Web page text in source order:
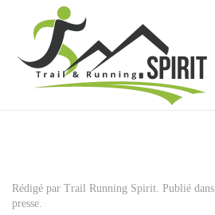
Accéder au contenu principal
Rédigé par Trail Running Spirit. Publié dans
presse.